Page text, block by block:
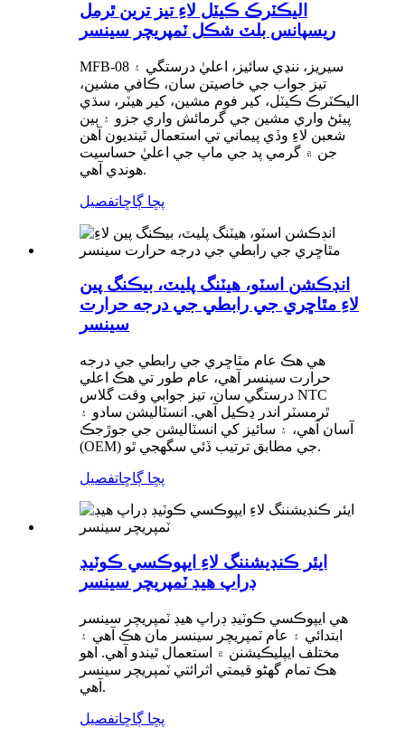
اليڪٽرڪ ڪيٽل لاءِ تيز ترين ٿرمل
ريسپانس بلٽ شڪل ٽمپريچر سينسر
MFB-08 سيريز، ننڍي سائيز، اعليٰ درستگي ۽
تيز جواب جي خاصيتن سان، ڪافي مشين،
اليڪٽرڪ ڪيٽل، کير فوم مشين، کير هيٽر، سڌي
پيئڻ واري مشين جي گرمائش واري جزو ۽ ٻين
شعبن لاءِ وڏي پيماني تي استعمال ٿينديون آهن
جن ۾ گرمي پد جي ماپ جي اعليٰ حساسيت
هوندي آهي.
پڇا ڳاڇاتفصيل
انڊڪشن اسٽو، هيٽنگ پليٽ، بيڪنگ پين
لاءِ مٿاڇري جي رابطي جي درجه حرارت
سينسر
هي هڪ عام مٿاڇري جي رابطي جي درجه
حرارت سينسر آهي، عام طور تي هڪ اعلي
درستگي سان، تيز جوابي وقت گلاس NTC
ٿرمسٽر اندر ڍڪيل آهي. انسٽاليشن سادو ۽
آسان آهي، ۽ سائيز کي انسٽاليشن جي جوڙجڪ
(OEM) جي مطابق ترتيب ڏئي سگهجي ٿو.
پڇا ڳاڇاتفصيل
ايئر ڪنڊيشننگ لاءِ ايپوڪسي ڪوٽيڊ
ڊراپ هيڊ ٽمپريچر سينسر
هي ايپوڪسي ڪوٽيڊ ڊراپ هيڊ ٽمپريچر سينسر
ابتدائي ۽ عام ٽمپريچر سينسر مان هڪ آهي ۽
مختلف ايپليڪيشنن ۾ استعمال ٿيندو آهي. اهو
هڪ تمام گهڻو قيمتي اثرائتي ٽمپريچر سينسر
آهي.
پڇا ڳاڇاتفصيل